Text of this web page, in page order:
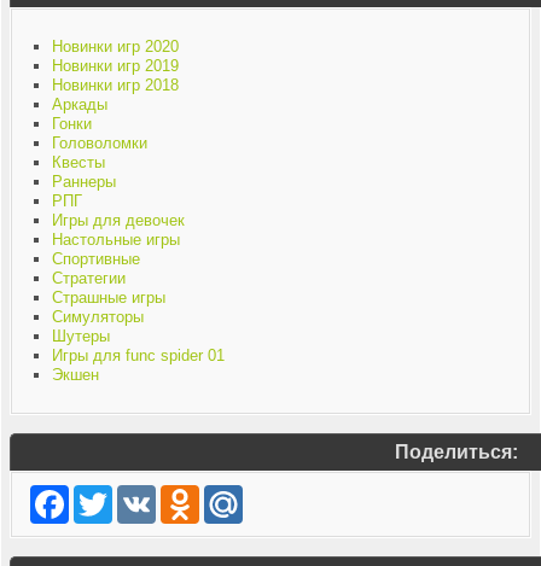
Новинки игр 2020
Новинки игр 2019
Новинки игр 2018
Аркады
Гонки
Головоломки
Квесты
Раннеры
РПГ
Игры для девочек
Настольные игры
Спортивные
Стратегии
Страшные игры
Симуляторы
Шутеры
Игры для func spider 01
Экшен
Поделиться:
Facebook
TwitterVK Odnoklassniki
Mail.Ru